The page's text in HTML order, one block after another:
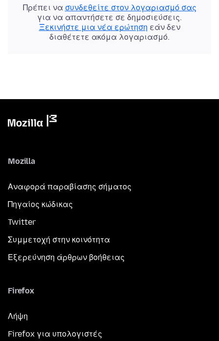
Πρέπει να συνδεθείτε στον λογαριασμό σας
για να απαντήσετε σε δημοσιεύσεις.
Ξεκινήστε μια νέα ερώτηση εάν δεν
διαθέτετε ακόμα λογαριασμό.
Mozilla
Αναφορά παραβίασης σήματος
Πηγαίος κώδικας
Twitter
Συμμετοχή στην κοινότητα
Εξερεύνηση άρθρων βοήθειας
Firefox
Λήψη
Firefox για υπολογιστές